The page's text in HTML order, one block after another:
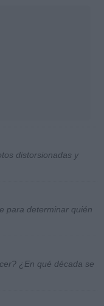
distorsionadas y
para determinar quién
¿En qué década se